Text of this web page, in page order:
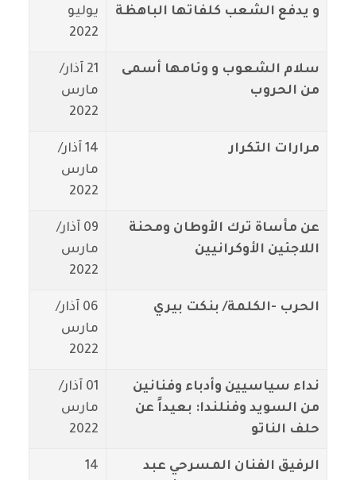
و يدفع الشعب كلفاتها الباهظة
يوليو
2022
سلام الشعوب و وئامها أسمى
من الحروب
21 آذار/
مارس
2022
مرارات التكرار
14 آذار/
مارس
2022
عن مأساة ترك الأوطان ومحنة
اللاجئين الأوكرانيين
09 آذار/
مارس
2022
الحرب -الكلمة/ بنكت بيري
06 آذار/
مارس
2022
نداء سياسيين وأدباء وفنانين
من السويد وفنلندا: بعيداً عن
حلف الناتو
01 آذار/
مارس
2022
الرفيق الفنان المسرحي عبد
14